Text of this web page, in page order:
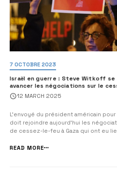
7 OCTOBRE 2023
Israël en guerre : Steve Witkoff se
avancer les négociations sur le
12 MARCH 2025
L’envoyé du président américain
doit rejoindre aujourd’hui les
de cessez-le-feu à Gaza qui ont eu
la délégation israélienne devrait être
READ MORE